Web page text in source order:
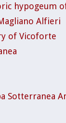
hypogeum
Alfieri
of Vicoforte
Sotterranea